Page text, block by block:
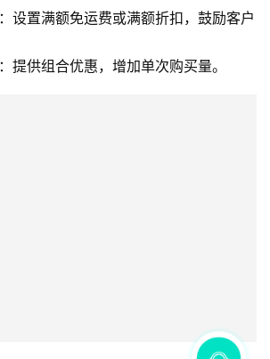
：设置满额免运费或满额折扣，鼓励客户
：提供组合优惠，增加单次购买量。